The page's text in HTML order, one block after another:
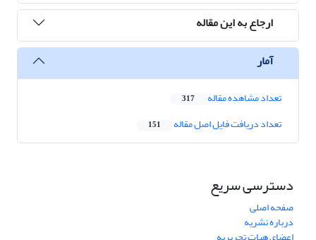
ارجاع به این مقاله
آمار
تعداد مشاهده مقاله 317
تعداد دریافت فایل اصل مقاله 151
دسترسی سریع
صفحه اصلی
درباره نشریه